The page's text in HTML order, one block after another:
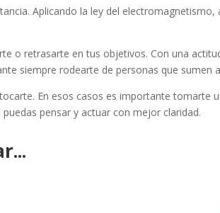
Aplicando la ley del
o retrasarte en tus objetivos. Con una
siempre rodearte de personas que sumen
En esos casos es importante tomarte
pensar y actuar con mejor claridad.